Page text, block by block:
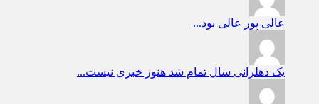
عالی پور عالی بود...
یک دهلرانی سال تمام شد هنوز خبری نیست...